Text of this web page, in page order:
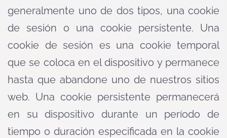
generalmente uno de dos tipos, una cookie
de sesión o una cookie persistente. Una
cookie de sesión es una cookie temporal
que se coloca en el dispositivo y permanece
hasta que abandone uno de nuestros sitios
web. Una cookie persistente permanecerá
en su dispositivo durante un período de
tiempo o duración especificada en la cookie